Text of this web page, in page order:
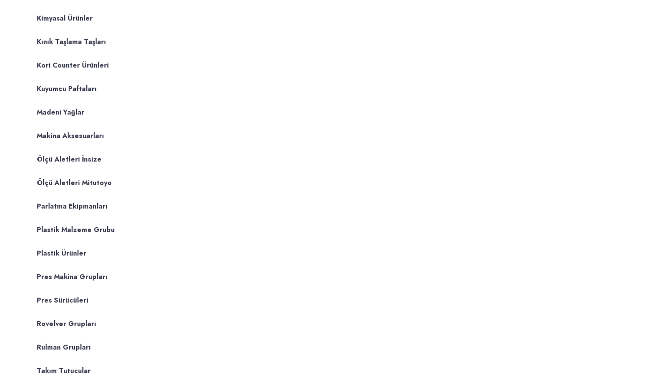
Kimyasal Ürünler
Kınık Taşlama Taşları
Kori Counter Ürünleri
Kuyumcu Paftaları
Madeni Yağlar
Makina Aksesuarları
Ölçü Aletleri İnsize
Ölçü Aletleri Mitutoyo
Parlatma Ekipmanları
Plastik Malzeme Grubu
Plastik Ürünler
Pres Makina Grupları
Pres Sürücüleri
Rovelver Grupları
Rulman Grupları
Takım Tutucular